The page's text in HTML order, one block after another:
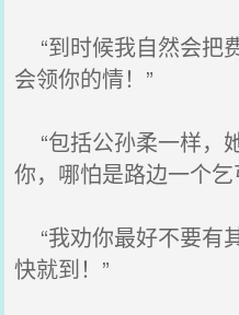
“到时候我自然会把
会领你的情！”
“包括公孙柔一样，
你，哪怕是路边一个
“我劝你最好不要有
快就到！”